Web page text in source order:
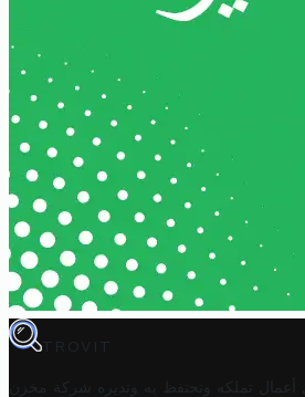
TROVIT
تملكه وتحتفظ به وتديره
شركة مخزن